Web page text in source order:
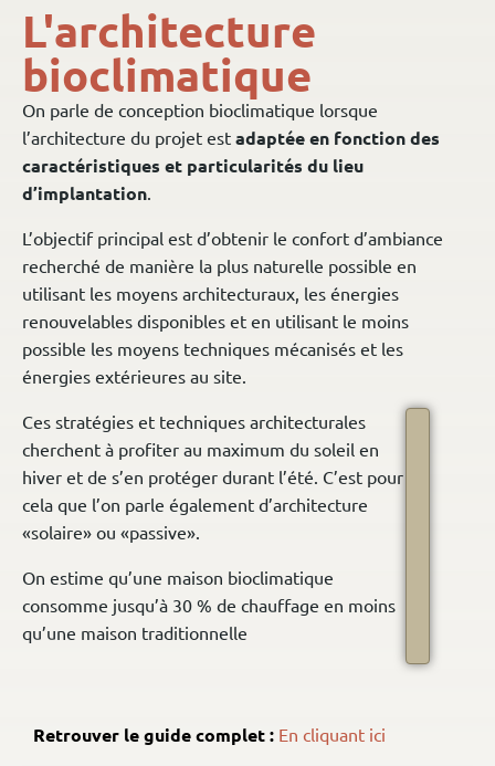
L'architecture
bioclimatique
On parle de conception bioclimatique lorsque
l’architecture du projet est adaptée en fonction des
caractéristiques et particularités du lieu
d’implantation.
L’objectif principal est d’obtenir le confort d’ambiance
recherché de manière la plus naturelle possible en
utilisant les moyens architecturaux, les énergies
renouvelables disponibles et en utilisant le moins
possible les moyens techniques mécanisés et les
énergies extérieures au site.
Ces stratégies et techniques architecturales
cherchent à profiter au maximum du soleil en
hiver et de s’en protéger durant l’été. C’est pour
cela que l’on parle également d’architecture
«solaire» ou «passive».
On estime qu’une maison bioclimatique
consomme jusqu’à 30 % de chauffage en moins
qu’une maison traditionnelle
Retrouver le guide complet : En cliquant ici